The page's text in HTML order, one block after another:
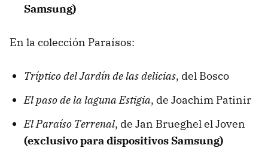
Samsung)
En la colección Paraísos:
Tríptico del Jardín de las delicias, del Bosco
El paso de la laguna Estigia, de Joachim Patinir
El Paraíso Terrenal, de Jan Brueghel el Joven
(exclusivo para dispositivos Samsung)